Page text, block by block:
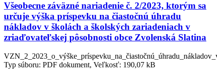
Všeobecne záväzné nariadenie č. 2/2023, ktorým sa
určuje výška príspevku na čiastočnú úhradu
nákladov v školách a školských zariadeniach v
zriaďovateľskej pôsobnosti obce Zvolenská Slatina
Typ súboru: PDF dokument, Veľkosť: 190,07 kB